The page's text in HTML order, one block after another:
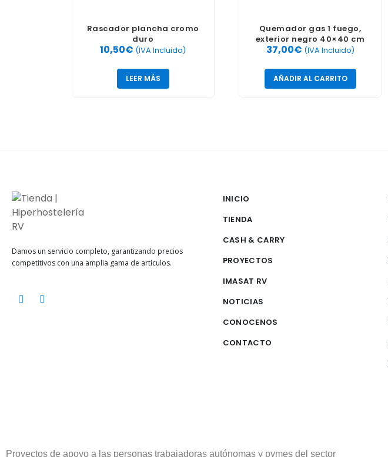
Rascador plancha cromo
duro
10,50€ (IVA Incluido)
LEER MÁS
Quemador gas 1 fuego,
exterior negro 40×40 cm
37,00€ (IVA Incluido)
AÑADIR AL CARRITO
Damos un servicio completo, garantizando precios
competitivos con una amplia gama de artículos.
INICIO
TIENDA
CASH & CARRY
PROYECTOS
IMASAT RV
NOTICIAS
CONOCENOS
CONTACTO
Proyectos de apoyo a las personas trabajadoras autónomas y pymes del sector